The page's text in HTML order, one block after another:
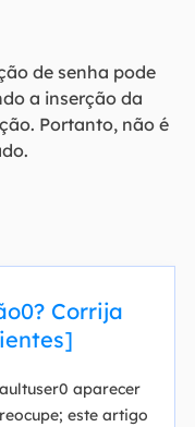
de senha pode
a inserção da
Portanto, não é
Corrija
aparecer
este artigo